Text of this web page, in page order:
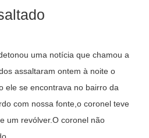
uma notícia que chamou a
assaltaram ontem à noite o
ele se encontrava no bairro da
com nossa fonte,o coronel teve
um revólver.O coronel não